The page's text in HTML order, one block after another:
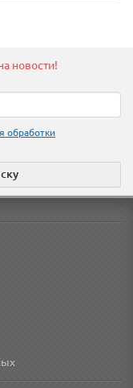
новости!
обработки